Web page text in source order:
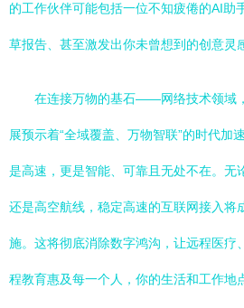
的工作伙伴可能包括一位不知疲倦的AI助
草报告、甚至激发出你未曾想到的创意灵
在连接万物的基石——网络技术领域
展预示着“全域覆盖、万物智联”的时代加
是高速，更是智能、可靠且无处不在。无
还是高空航线，稳定高速的互联网接入将
施。这将彻底消除数字鸿沟，让远程医疗
程教育惠及每一个人，你的生活和工作地